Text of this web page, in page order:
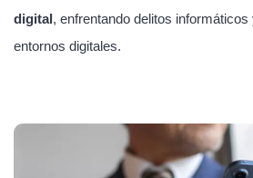
digital, enfrentando delitos
entornos digitales.